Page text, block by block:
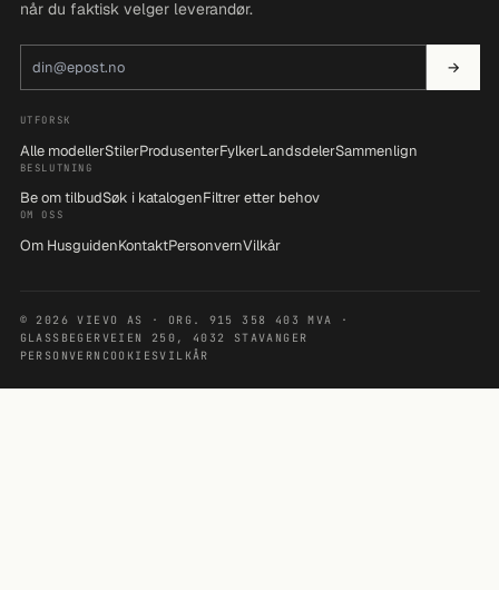
når du faktisk velger leverandør.
→
UTFORSK
Alle modellerStilerProdusenterFylkerLandsdelerSammenlign
BESLUTNING
Be om tilbudSøk i katalogenFiltrer etter behov
OM OSS
Om HusguidenKontaktPersonvernVilkår
© 2026 VIEVO AS · ORG. 915 358 403 MVA ·
GLASSBEGERVEIEN 250, 4032 STAVANGER
PERSONVERN COOKIESVILKÅR